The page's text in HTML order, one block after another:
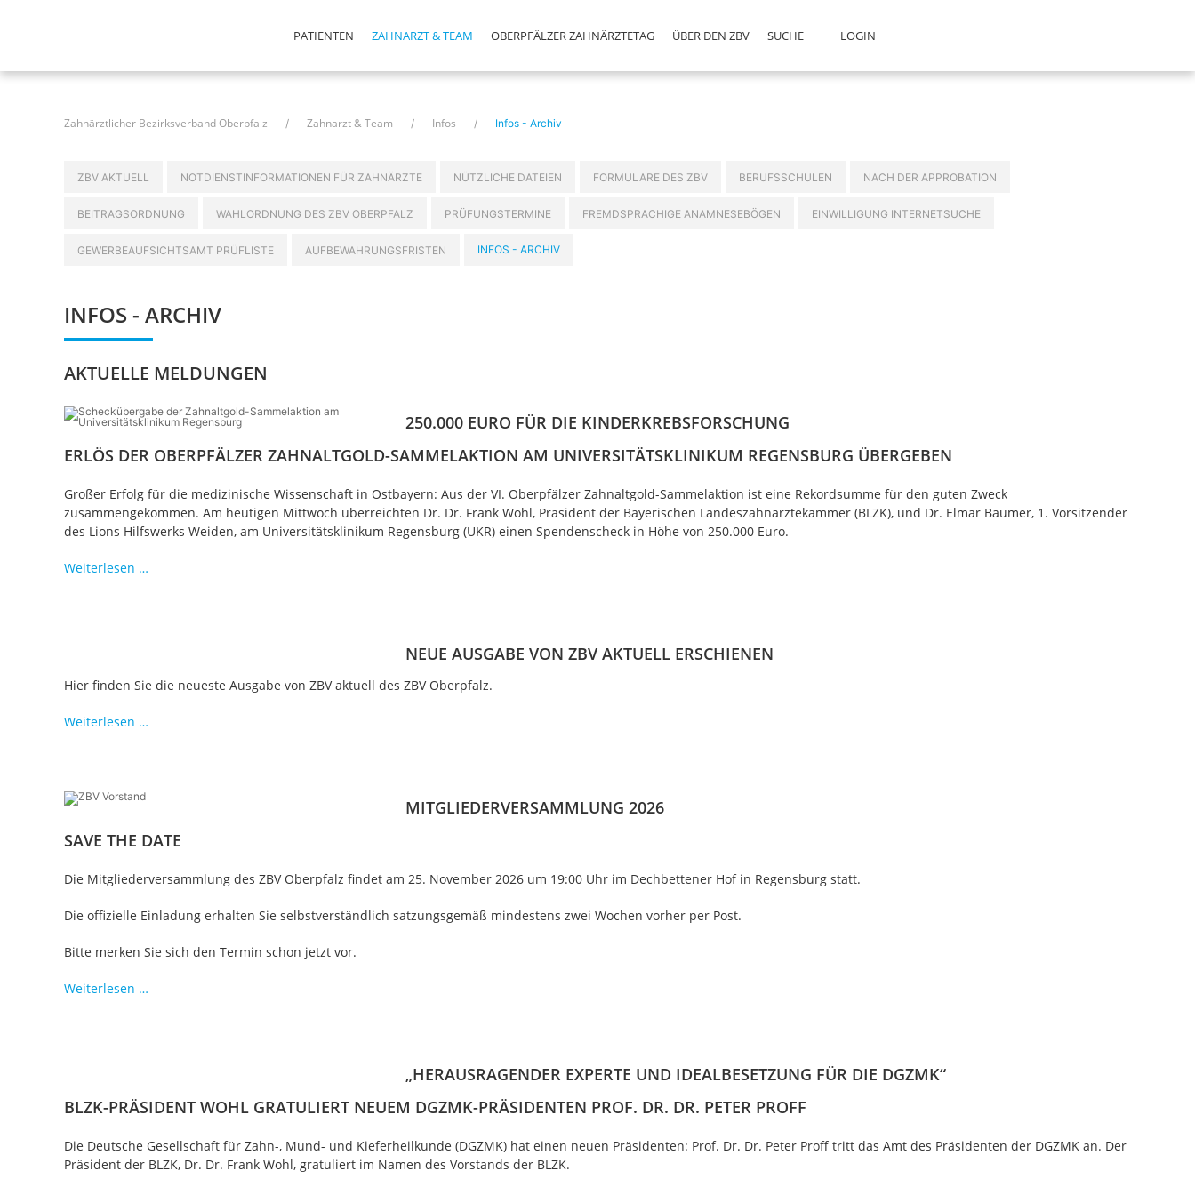
Navigation
PATIENTEN ZAHNARZT & TEAM OBERPFÄLZER ZAHNÄRZTETAG ÜBER DEN ZBV SUCHE LOGIN
Navigation
Zahnärztlicher Bezirksverband Oberpfalz Zahnarzt & Team Infos Infos - Archiv
Navigation
ZBV AKTUELL NOTDIENSTINFORMATIONEN FÜR ZAHNÄRZTE NÜTZLICHE DATEIEN FORMULARE DES ZBV BERUFSSCHULEN NACH DER APPROBATION
BEITRAGSORDNUNG WAHLORDNUNG DES ZBV OBERPFALZ PRÜFUNGSTERMINE FREMDSPRACHIGE ANAMNESEBÖGEN EINWILLIGUNG INTERNETSUCHE
GEWERBEAUFSICHTSAMT PRÜFLISTE AUFBEWAHRUNGSFRISTEN INFOS - ARCHIV
INFOS - ARCHIV
AKTUELLE MELDUNGEN
250.000 EURO FÜR DIE KINDERKREBSFORSCHUNG
ERLÖS DER OBERPFÄLZER ZAHNALTGOLD-SAMMELAKTION AM UNIVERSITÄTSKLINIKUM REGENSBURG ÜBERGEBEN
Großer Erfolg für die medizinische Wissenschaft in Ostbayern: Aus der VI. Oberpfälzer Zahnaltgold-Sammelaktion ist eine Rekordsumme für den guten Zweck
zusammengekommen. Am heutigen Mittwoch überreichten Dr. Dr. Frank Wohl, Präsident der Bayerischen Landeszahnärztekammer (BLZK), und Dr. Elmar Baumer, 1. Vorsitzender
des Lions Hilfswerks Weiden, am Universitätsklinikum Regensburg (UKR) einen Spendenscheck in Höhe von 250.000 Euro.
Weiterlesen …
NEUE AUSGABE VON ZBV AKTUELL ERSCHIENEN
Hier finden Sie die neueste Ausgabe von ZBV aktuell des ZBV Oberpfalz.
Weiterlesen …
MITGLIEDERVERSAMMLUNG 2026
SAVE THE DATE
Die Mitgliederversammlung des ZBV Oberpfalz findet am 25. November 2026 um 19:00 Uhr im Dechbettener Hof in Regensburg statt.
Die offizielle Einladung erhalten Sie selbstverständlich satzungsgemäß mindestens zwei Wochen vorher per Post.
Bitte merken Sie sich den Termin schon jetzt vor.
Weiterlesen …
„HERAUSRAGENDER EXPERTE UND IDEALBESETZUNG FÜR DIE DGZMK“
BLZK-PRÄSIDENT WOHL GRATULIERT NEUEM DGZMK-PRÄSIDENTEN PROF. DR. DR. PETER PROFF
Die Deutsche Gesellschaft für Zahn-, Mund- und Kieferheilkunde (DGZMK) hat einen neuen Präsidenten: Prof. Dr. Dr. Peter Proff tritt das Amt des Präsidenten der DGZMK an. Der
Präsident der BLZK, Dr. Dr. Frank Wohl, gratuliert im Namen des Vorstands der BLZK.